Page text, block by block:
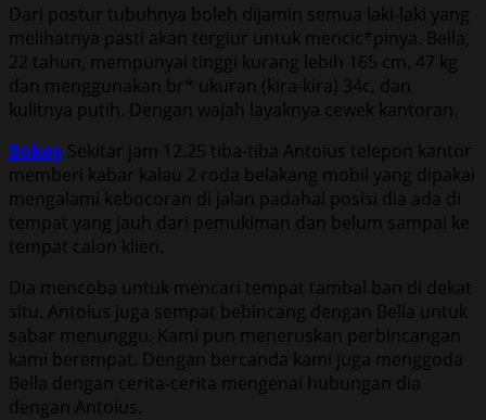
Dari postur tubuhnya boleh dijamin semua laki-laki yang
melihatnya pasti akan tergiur untuk mencic*pinya. Bella,
22 tahun, mempunyai tinggi kurang lebih 165 cm, 47 kg
dan menggunakan br* ukuran (kira-kira) 34c, dan
kulitnya putih. Dengan wajah layaknya cewek kantoran.
Bokep Sekitar jam 12.25 tiba-tiba Antoius telepon kantor
memberi kabar kalau 2 roda belakang mobil yang dipakai
mengalami kebocoran di jalan padahal posisi dia ada di
tempat yang jauh dari pemukiman dan belum sampai ke
tempat calon klien.
Dia mencoba untuk mencari tempat tambal ban di dekat
situ. Antoius juga sempat bebincang dengan Bella untuk
sabar menunggu. Kami pun meneruskan perbincangan
kami berempat. Dengan bercanda kami juga menggoda
Bella dengan cerita-cerita mengenai hubungan dia
dengan Antoius.